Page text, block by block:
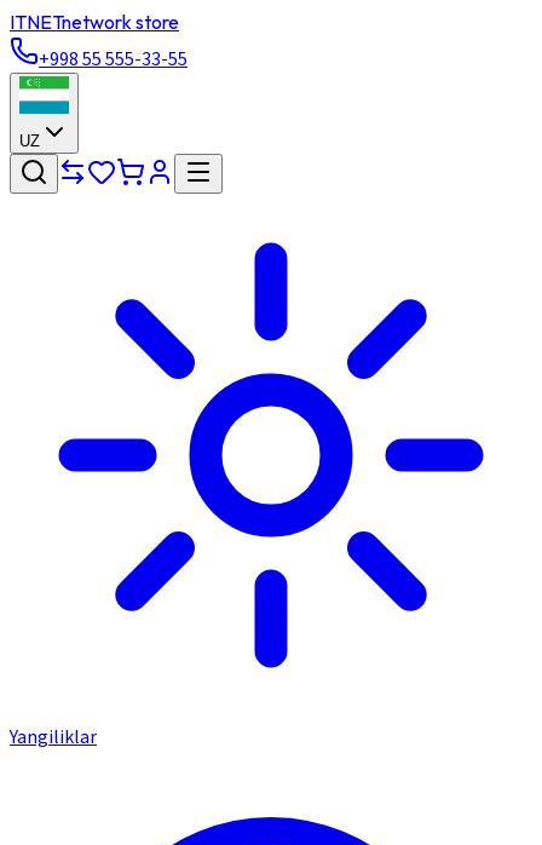
ITNETnetwork store
+998 55 555-33-55
UZ
Yangiliklar